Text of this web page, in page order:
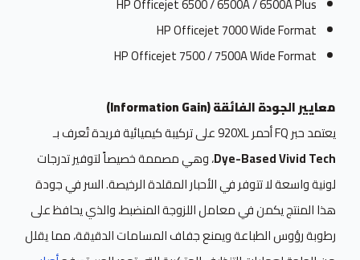
HP Officejet 7000 Wide Format
HP Officejet 7500 / 7500A Wide Format
معايير الجودة الفائقة (Information Gain)
يعتمد حبر FQ أحمر 920XL على تركيبة كيميائية فريدة تُعرف بـ
Dye-Based Vivid Tech، وهي مصممة خصيصاً لتوفير تدرجات
لونية واسعة لا تتوفر في الأحبار المقلدة الرخيصة. السر في جودة
هذا المنتج يكمن في معامل اللزوجة المنضبط، والذي يحافظ على
رطوبة رؤوس الطباعة ويمنع جفاف المسامات الدقيقة، مما يقلل